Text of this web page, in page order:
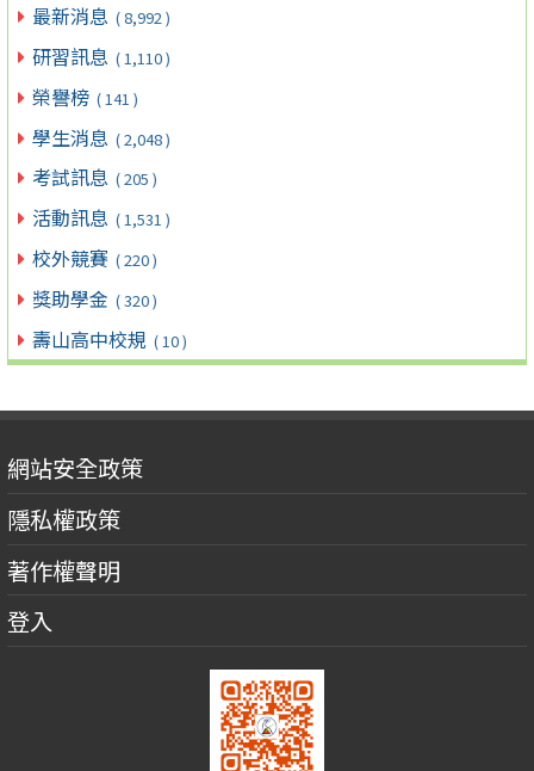
最新消息 ( 8,992 )
研習訊息 ( 1,110 )
榮譽榜 ( 141 )
學生消息 ( 2,048 )
考試訊息 ( 205 )
活動訊息 ( 1,531 )
校外競賽 ( 220 )
獎助學金 ( 320 )
壽山高中校規 ( 10 )
網站安全政策
隱私權政策
著作權聲明
登入